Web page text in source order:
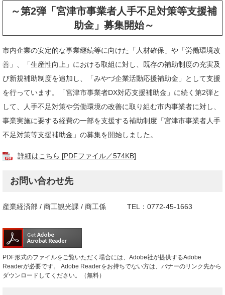
～第2弾「宮津市事業者人手不足対策等支援補
助金」募集開始～
市内企業の安定的な事業継続等に向けた「人材確保」や「労働環境改
善」、「生産性向上」における取組に対し、既存の補助制度の充実及
び新規補助制度を追加し、「みやづ企業活動応援補助金」として支援
を行っています。「宮津市事業者DX対応支援補助金」に続く第2弾と
して、人手不足対策や労働環境の改善に取り組む市内事業者に対し、
事業実施に要する経費の一部を支援する補助制度「宮津市事業者人手
不足対策等支援補助金」の募集を開始しました。​
詳細はこちら [PDFファイル／574KB]
お問い合わせ先
産業経済部 / 商工観光課 / 商工係 TEL：0772-45-1663
PDF形式のファイルをご覧いただく場合には、Adobe社が提供するAdobe
Readerが必要です。
Adobe Readerをお持ちでない方は、バナーのリンク先から
ダウンロードしてください。（無料）